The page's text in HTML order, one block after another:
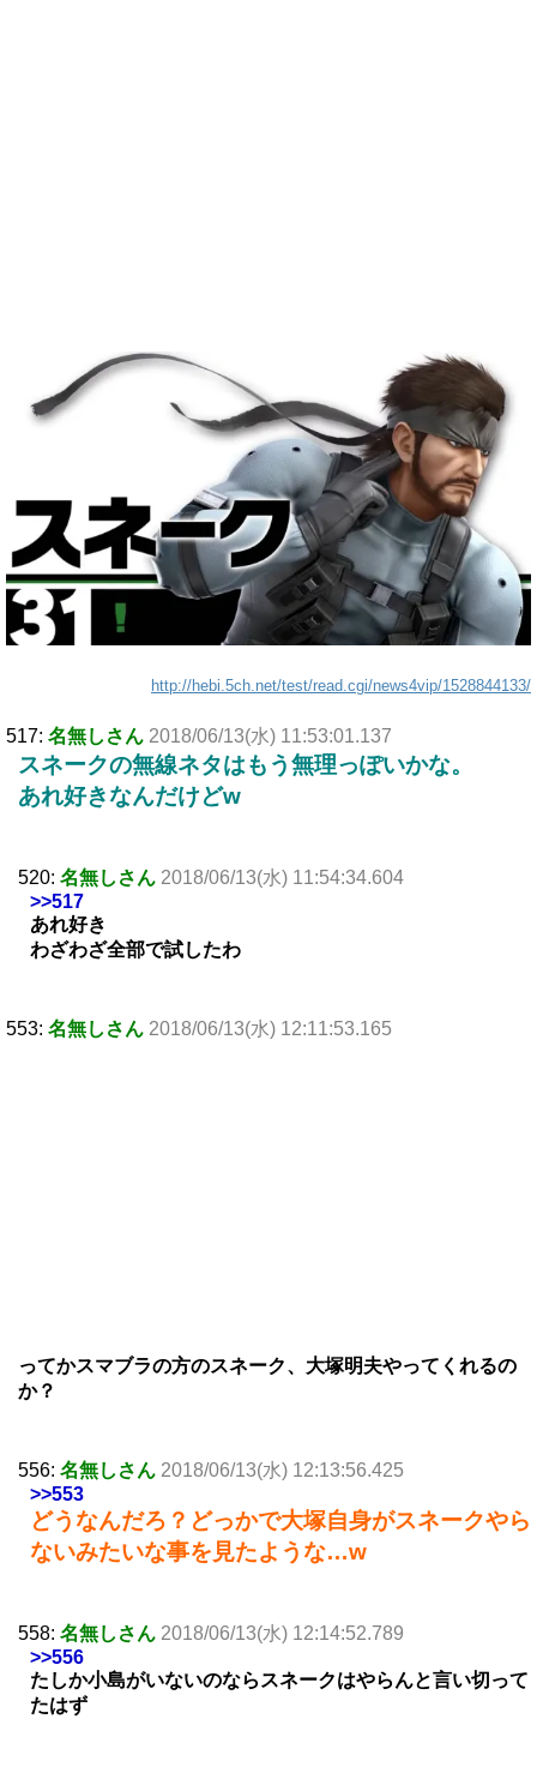
http://hebi.5ch.net/test/read.cgi/news4vip/1528844133/
517: 名無しさん 2018/06/13(水) 11:53:01.137
スネークの無線ネタはもう無理っぽいかな。
あれ好きなんだけどw
520: 名無しさん 2018/06/13(水) 11:54:34.604
>>517
あれ好き
わざわざ全部で試したわ
553: 名無しさん 2018/06/13(水) 12:11:53.165
ってかスマブラの方のスネーク、大塚明夫やってくれるの
か？
556: 名無しさん 2018/06/13(水) 12:13:56.425
>>553
どうなんだろ？どっかで大塚自身がスネークやら
ないみたいな事を見たような…w
558: 名無しさん 2018/06/13(水) 12:14:52.789
>>556
たしか小島がいないのならスネークはやらんと言い切って
たはず